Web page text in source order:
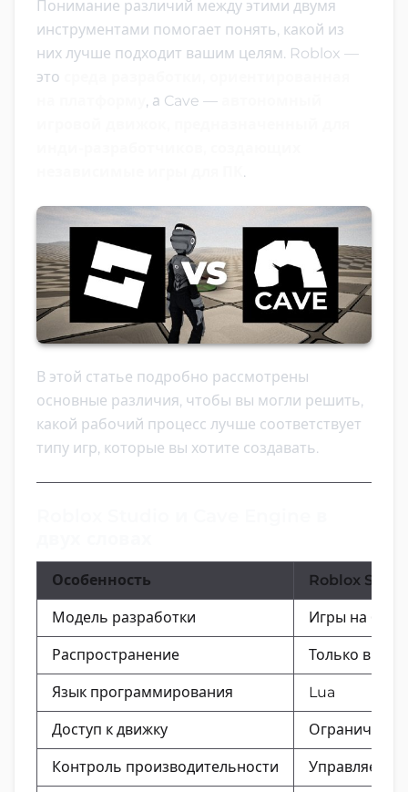
Понимание различий между этими двумя
инструментами помогает понять, какой из
них лучше подходит вашим целям. Roblox —
это
, а Cave —
.
В этой статье подробно рассмотрены
основные различия, чтобы вы могли решить,
какой рабочий процесс лучше соответствует
типу игр, которые вы хотите создавать.
Особенность Roblox
Модель разработки Игры на
Распространение Только в
Язык программирования Lua
Доступ к движку
Контроль производительности